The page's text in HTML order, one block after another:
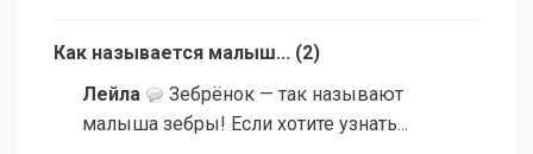
Как называется малыш... (2)
Лейла
Зебрёнок — так называют
малыша зебры! Если хотите узнать...